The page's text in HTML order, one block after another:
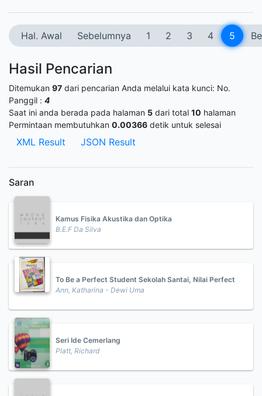
Hal. Awal Sebelumnya 1 2 3 4 5
Hasil Pencarian
Ditemukan 97 dari pencarian Anda melalui kata kunci: No.
Panggil : 4
Saat ini anda berada pada halaman 5 dari total 10 halaman
Permintaan membutuhkan 0.00366 detik untuk selesai
XML Result JSON Result
Saran
Kamus Fisika Akustika dan Optika
B.E.F Da Silva
To Be a Perfect Student Sekolah Santai, Nilai Perfect
Ann, Katharina - Dewi Uma
Seri Ide Cemerlang
Platt, Richard